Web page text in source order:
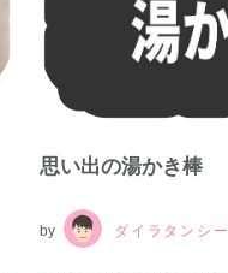
思い出の湯かき棒
by ダイラタンシー